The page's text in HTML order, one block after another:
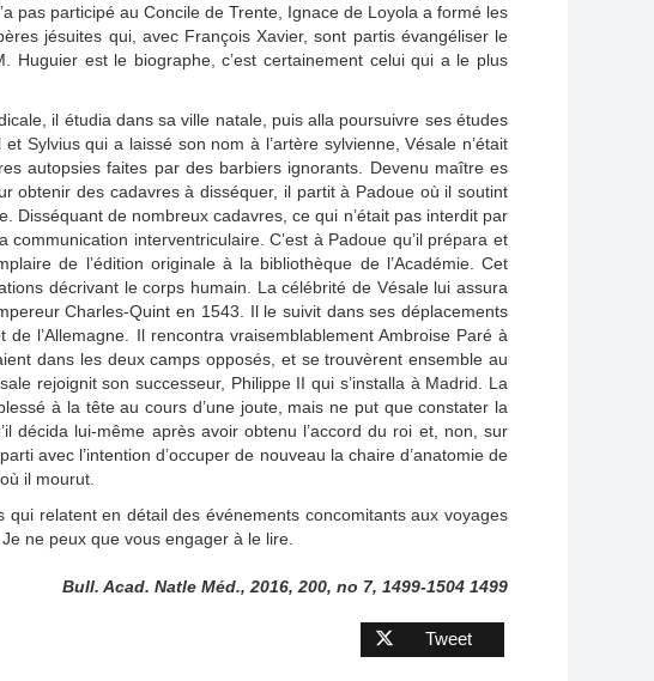
pas participé au Concile de Trente, Ignace de Loyola a formé les
jésuites qui, avec François Xavier, sont partis évangéliser le
est le biographe, c’est certainement celui qui a le plus
il étudia dans sa ville natale, puis alla poursuivre ses études
Sylvius qui a laissé son nom à l’artère sylvienne, Vésale n’était
autopsies faites par des barbiers ignorants. Devenu maître es
obtenir des cadavres à disséquer, il partit à Padoue où il soutint
Disséquant de nombreux cadavres, ce qui n’était pas interdit par
interventriculaire. C’est à Padoue qu’il prépara et
de l’édition originale à la bibliothèque de l’Académie. Cet
décrivant le corps humain. La célébrité de Vésale lui assura
Charles-Quint en 1543. Il le suivit dans ses déplacements
l’Allemagne. Il rencontra vraisemblablement Ambroise Paré à
dans les deux camps opposés, et se trouvèrent ensemble au
rejoignit son successeur, Philippe II qui s’installa à Madrid. La
à la tête au cours d’une joute, mais ne put que constater la
décida lui-même après avoir obtenu l’accord du roi et, non, sur
avec l’intention d’occuper de nouveau la chaire d’anatomie de
il mourut.
relatent en détail des événements concomitants aux voyages
ne peux que vous engager à le lire.
Bull. Acad. Natle Méd., 2016, 200, no 7, 1499-1504 1499
Tweet